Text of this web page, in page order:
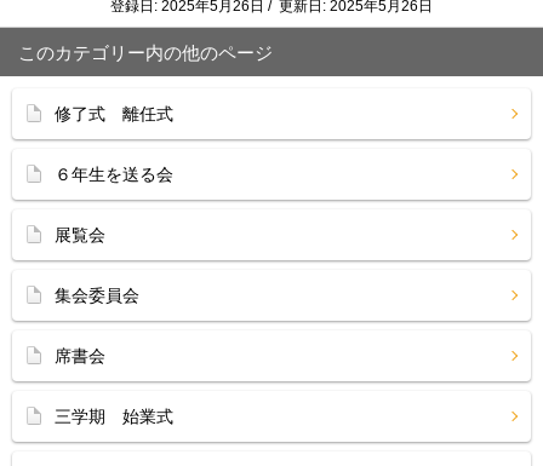
登録日: 2025年5月26日 / 更新日: 2025年5月26日
このカテゴリー内の他のページ
修了式 離任式
６年生を送る会
展覧会
集会委員会
席書会
三学期 始業式